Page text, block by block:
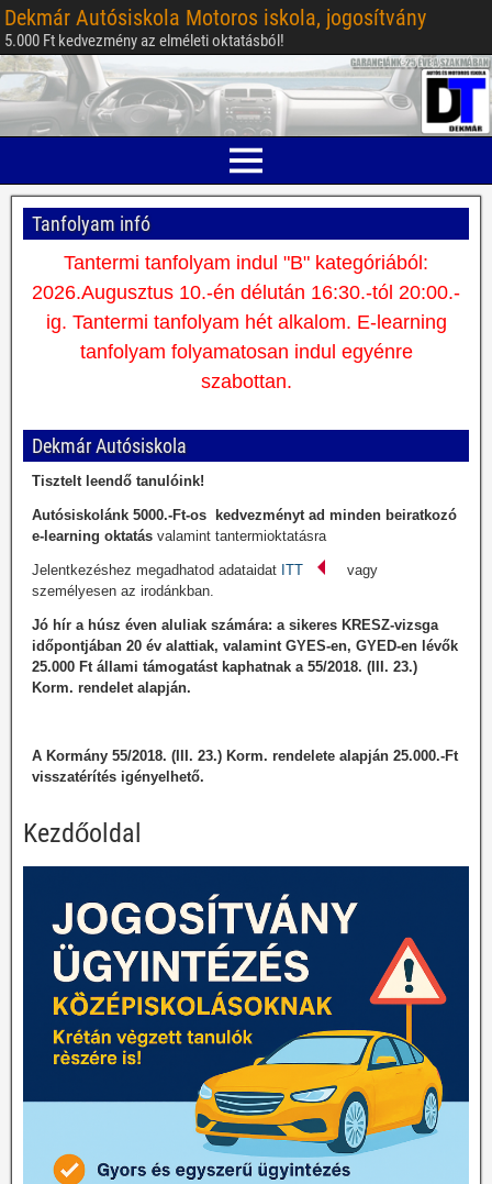
Dekmár Autósiskola Motoros iskola, jogosítvány
5.000 Ft kedvezmény az elméleti oktatásból!
Tanfolyam infó
Tantermi tanfolyam indul "B" kategóriából:
2026.Augusztus 10.-én délután 16:30.-tól 20:00.-
ig. Tantermi tanfolyam hét alkalom. E-learning
tanfolyam folyamatosan indul egyénre
szabottan.
Dekmár Autósiskola
Tisztelt leendő tanulóink!
Autósiskolánk 5000.-Ft-os kedvezményt ad minden beiratkozó
e-learning oktatás valamint tantermioktatásra
Jelentkezéshez megadhatod adataidat ITT
vagy
személyesen az irodánkban.
Jó hír a húsz éven aluliak számára: a sikeres KRESZ-vizsga
időpontjában 20 év alattiak, valamint GYES-en, GYED-en lévők
25.000 Ft állami támogatást kaphatnak a 55/2018. (III. 23.)
Korm. rendelet alapján.
A Kormány 55/2018. (III. 23.) Korm. rendelete alapján 25.000.-Ft
visszatérítés igényelhető.
Kezdőoldal